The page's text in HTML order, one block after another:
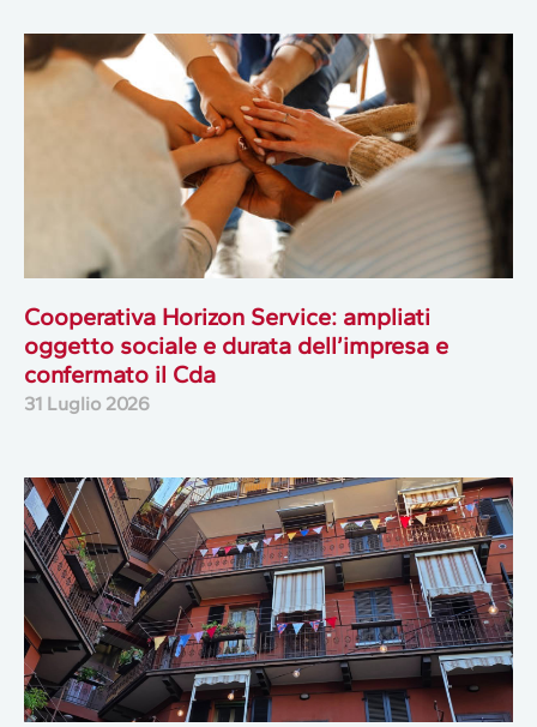
Cooperativa Horizon Service: ampliati
oggetto sociale e durata dell’impresa e
confermato il Cda
31 Luglio 2026